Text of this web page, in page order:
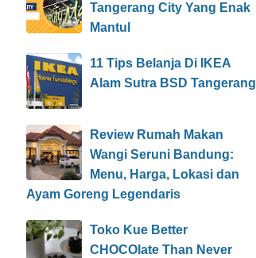
Tangerang City Yang Enak
Mantul
11 Tips Belanja Di IKEA
Alam Sutra BSD Tangerang
Review Rumah Makan
Wangi Seruni Bandung:
Menu, Harga, Lokasi dan
Ayam Goreng Legendaris
Toko Kue Better
CHOCOlate Than Never